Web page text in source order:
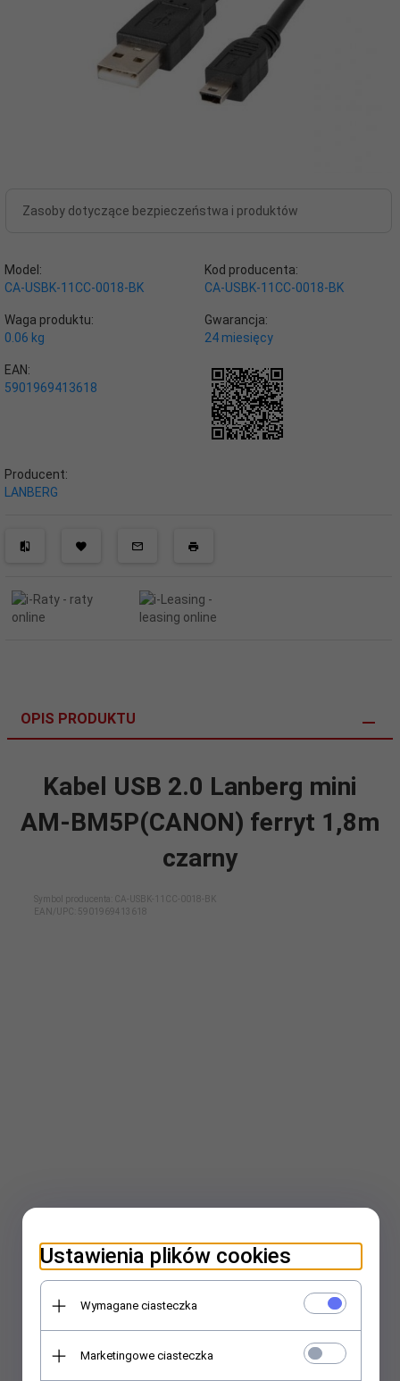
Zasoby dotyczące bezpieczeństwa i produktów
Model:
CA-USBK-11CC-0018-BK
Kod producenta:
CA-USBK-11CC-0018-BK
Waga produktu:
0.06 kg
Gwarancja:
24 miesięcy
EAN:
5901969413618
Producent:
LANBERG
OPIS PRODUKTU
Kabel USB 2.0 Lanberg mini
AM-BM5P(CANON) ferryt 1,8m
czarny
Symbol producenta: CA-USBK-11CC-0018-BK
EAN/UPC: 5901969413618
Ustawienia plików cookies
Wymagane ciasteczka
Marketingowe ciasteczka